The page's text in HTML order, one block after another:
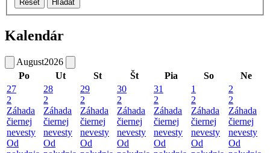
Reset Hľadať
Kalendár
August2026
Po
Ut St Št Pia So
Ne
27
2
Záhada
čiernej
nevesty
Od
28
2
Záhada
čiernej
nevesty
Od
29
2
Záhada
čiernej
nevesty
Od
30
2
Záhada
čiernej
nevesty
Od
31
2
Záhada
čiernej
nevesty
Od
1
2
Záhada
čiernej
nevesty
Od
2
2
Záhada
čiernej
nevesty
Od